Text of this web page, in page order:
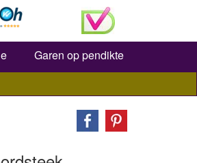
Garen op pendikte